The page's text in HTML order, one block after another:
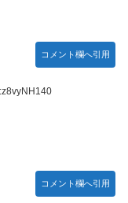
感想：秋山さんの逆
レ
コメント欄へ引用
コメント欄へ引用